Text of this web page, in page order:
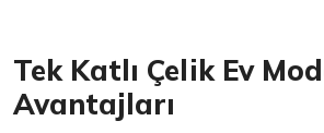
Tek Katlı Çelik Ev
Avantajları